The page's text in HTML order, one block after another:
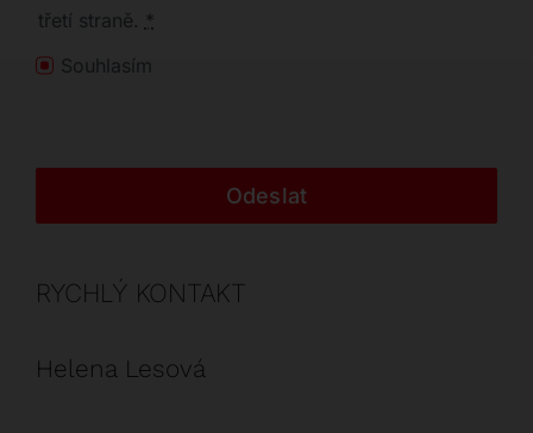
třetí straně. *
Souhlasím
Odeslat
RYCHLÝ KONTAKT
Helena Lesová